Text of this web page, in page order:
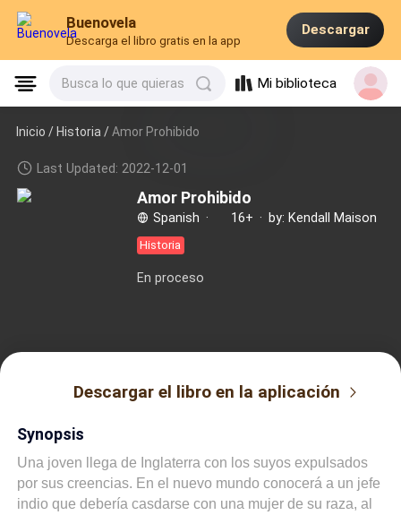
Buenovela
Descarga el libro gratis en la app
Descargar
Busca lo que quieras Mi biblioteca
Inicio /Historia /Amor Prohibido
Last Updated: 2022-12-01
Amor Prohibido
Spanish · 16+ · by: Kendall Maison
Historia
En proceso
Descargar el libro en la aplicación
Synopsis
Una joven llega de Inglaterra con los suyos expulsados
por sus creencias. En el nuevo mundo conocerá a un jefe
indio que debería casdarse con una mujer de su raza, al